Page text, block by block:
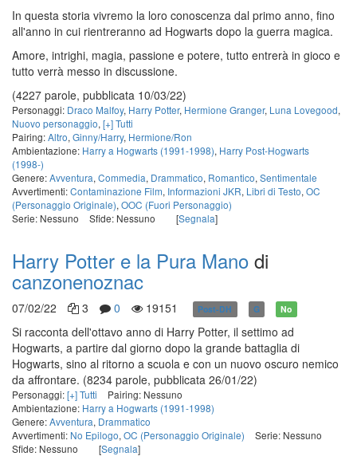
In questa storia vivremo la loro conoscenza dal primo anno, fino
all'anno in cui rientreranno ad Hogwarts dopo la guerra magica.
Amore, intrighi, magia, passione e potere, tutto entrerà in gioco e
tutto verrà messo in discussione.
(4227 parole, pubblicata 10/03/22)
Personaggi: Draco Malfoy, Harry Potter, Hermione Granger, Luna Lovegood,
Nuovo personaggio, [+] Tutti
Pairing:Altro, Ginny/Harry, Hermione/Ron
Ambientazione: Harry a Hogwarts (1991-1998), Harry Post-Hogwarts
(1998-)
Genere:Avventura, Commedia, Drammatico, Romantico, Sentimentale
Avvertimenti:Contaminazione Film, Informazioni JKR, Libri di Testo, OC
(Personaggio Originale), OOC (Fuori Personaggio)
Serie: Nessuno
Sfide: Nessuno [Segnala]
Harry Potter e la Pura Mano di
canzonenoznac
07/02/22 3 0 19151 Post-DH G No
Si racconta dell'ottavo anno di Harry Potter, il settimo ad
Hogwarts, a partire dal giorno dopo la grande battaglia di
Hogwarts, sino al ritorno a scuola e con un nuovo oscuro nemico
da affrontare. (8234 parole, pubblicata 26/01/22)
Personaggi:[+] Tutti
Pairing: Nessuno
Ambientazione: Harry a Hogwarts (1991-1998)
Genere:Avventura, Drammatico
Avvertimenti: No Epilogo, OC (Personaggio Originale)
Serie: Nessuno
Sfide: Nessuno
[Segnala]